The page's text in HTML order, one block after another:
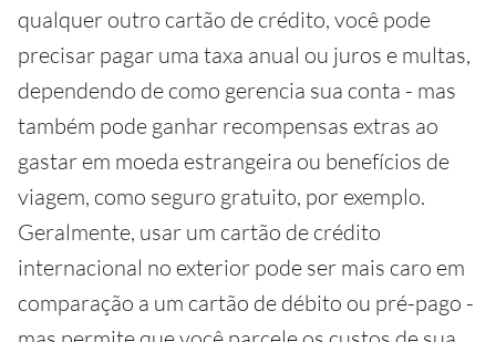
qualquer outro cartão de crédito, você pode
precisar pagar uma taxa anual ou juros e multas,
dependendo de como gerencia sua conta - mas
também pode ganhar recompensas extras ao
gastar em moeda estrangeira ou benefícios de
viagem, como seguro gratuito, por exemplo.
Geralmente, usar um cartão de crédito
internacional no exterior pode ser mais caro em
comparação a um cartão de débito ou pré-pago -